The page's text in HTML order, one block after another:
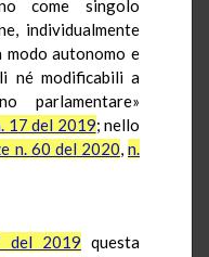
come singolo
individualmente
autonomo e
né modificabili a
parlamentare»
17 del 2019; nello
n. 60 del 2020, n.
del 2019 questa